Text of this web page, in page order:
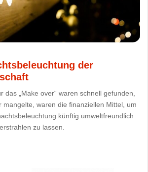
der
das „Make over“ waren schnell gefunden,
mangelte, waren die finanziellen Mittel, um
künftig umweltfreundlich
zu lassen.